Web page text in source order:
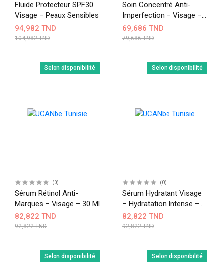
Fluide Protecteur SPF30
Visage – Peaux Sensibles
94,982 TND
104,982 TND
Soin Concentré Anti-
Imperfection – Visage –
40 Ml
69,686 TND
79,686 TND
Selon disponibilité
(0)
Sérum Rétinol Anti-
Marques – Visage – 30 Ml
82,822 TND
92,822 TND
Selon disponibilité
(0)
Sérum Hydratant Visage
– Hydratation Intense –
30 Ml
82,822 TND
92,822 TND
Selon disponibilité Selon disponibilité